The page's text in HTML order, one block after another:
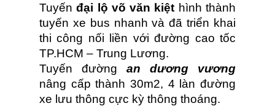
Tuyếnđại lộ võ văn kiệt hình thành
tuyến xe bus nhanh và đã triển khai
thi công nối liền với đường cao tốc
TP.HCM – Trung Lương.
Tuyến đường an dương vương
nâng cấp thành 30m2, 4 làn đường
xe lưu thông cực kỳ thông thoáng.